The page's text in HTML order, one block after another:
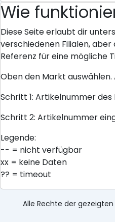
Wie
Diese Seite erlaubt dir
verschiedenen Filialen,
Referenz für eine mögliche
Oben den Markt
Schritt 1: Artikelnummer
Schritt 2: Artikelnummer
Legende:
-- = nicht verfügbar
xx = keine Daten
?? = timeout
Alle Rechte der